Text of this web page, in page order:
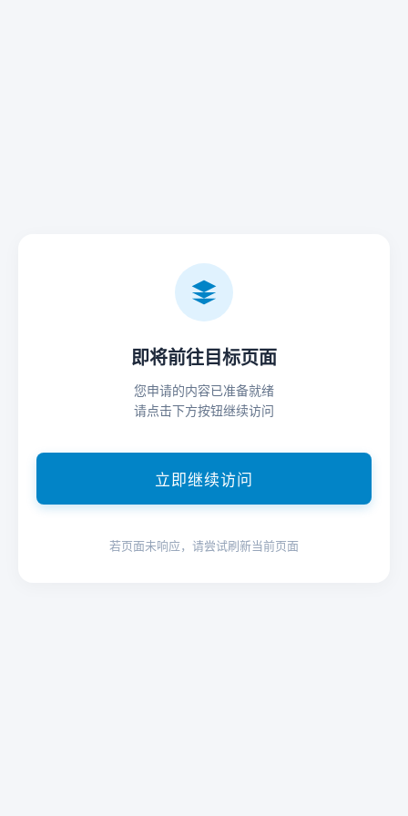
即将前往目标页面
您申请的内容已准备就绪
请点击下方按钮继续访问
立即继续访问
若页面未响应，请尝试刷新当前页面